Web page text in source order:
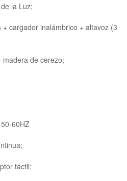
la Luz;
cargador inalámbrico + altavoz (3
madera de cerezo;
60HZ
táctil;